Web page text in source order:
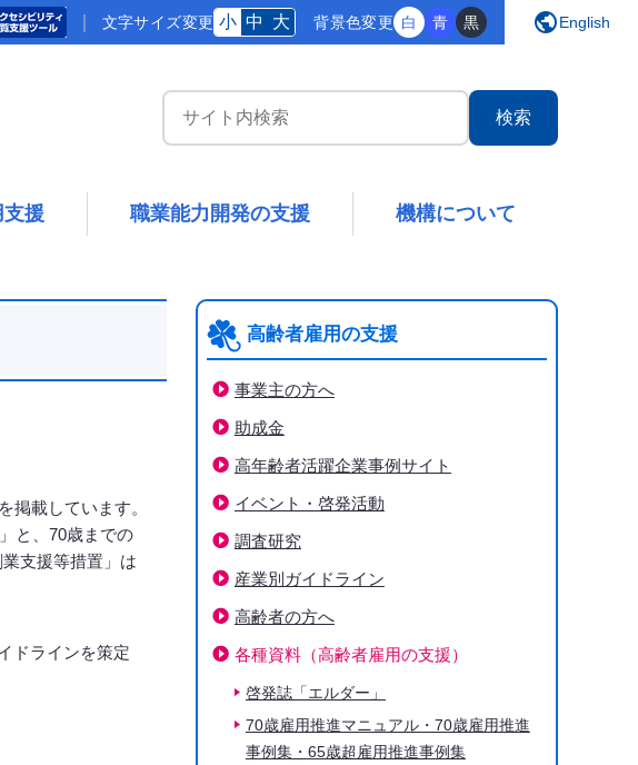
文字サイズ変更 小 中 大 背景色変更 白 青 黒 publicEnglish
サイト内検索
支援 職業能力開発の支援 機構について
掲載しています。
と、70歳までの
支援等措置」は
ドラインを策定
高齢者雇用の支援
事業主の方へ
助成金
高年齢者活躍企業事例サイト
イベント・啓発活動
調査研究
産業別ガイドライン
高齢者の方へ
各種資料（高齢者雇用の支援）
下階層ページがない場合、項目は表示されません
啓発誌「エルダー」
70歳雇用推進マニュアル・70歳雇用推進
事例集・65歳超雇用推進事例集